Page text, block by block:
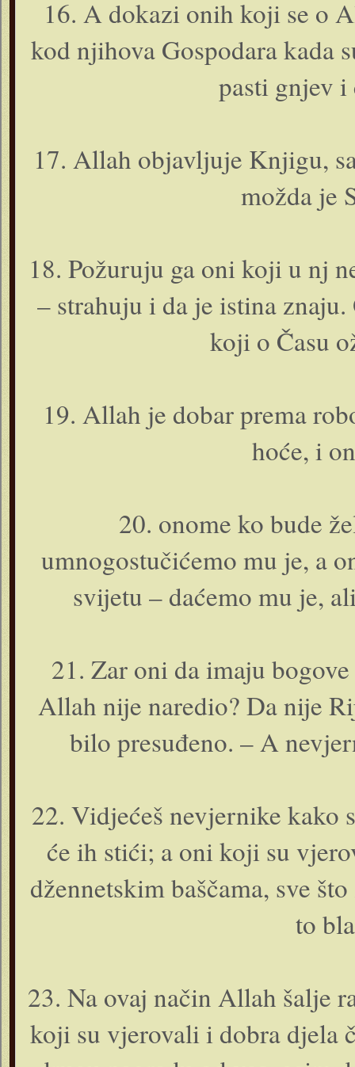
16. A dokazi o­nih koji se o
kod njihova Gospodara kada
pasti gnjev i
17. Allah objavljuje Knjigu,
možda je
18. Požuruju ga o­ni koji u nj
– strahuju i da je istina
koji o Času
19. Allah je dobar prema
hoće, i
20. o­nome ko bude
umnogostučićemo mu je, a
svijetu – daćemo mu je,
21. Zar o­ni da imaju
Allah nije naredio? Da nije
bilo presuđeno. – A
22. Vidjećeš nevjernike kako
će ih stići; a o­ni koji su
džennetskim baščama, sve
to
23. Na ovaj način Allah šalje
koji su vjerovali i dobra djela